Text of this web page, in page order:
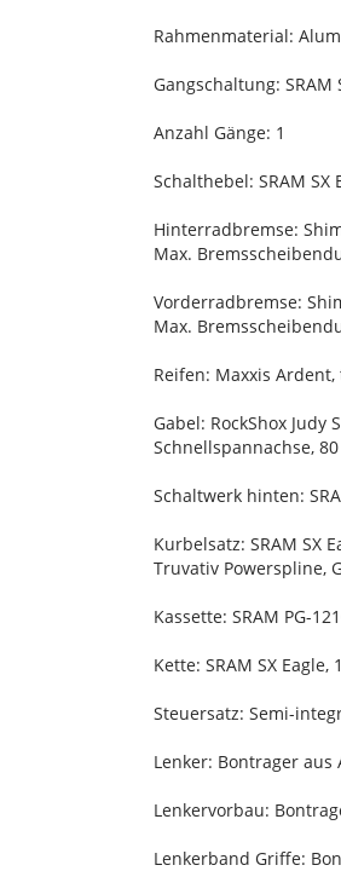
Rahmenmaterial:
Gangschaltung: SRAM
Anzahl Gänge: 1
Schalthebel: SRAM SX
Hinterradbremse:
Max.
Vorderradbremse:
Max.
Reifen: Maxxis Ardent,
Gabel: RockShox
Schnellspannachse,
Schaltwerk hinten:
Kurbelsatz: SRAM SX
Truvativ Powerspline,
Kassette: SRAM PG-
Kette: SRAM SX Eagle,
Steuersatz: Semi-
Lenker: Bontrager aus
Lenkervorbau:
Lenkerband Griffe: